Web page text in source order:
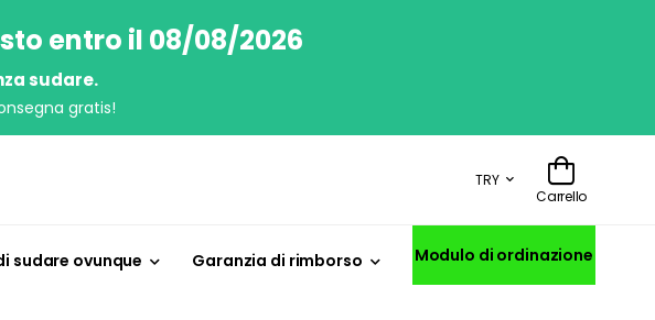
entro il 08/08/2026
sudare.
gratis!
TRY
Carrello
sudare ovunque Garanzia di rimborso Modulo di ordinazione